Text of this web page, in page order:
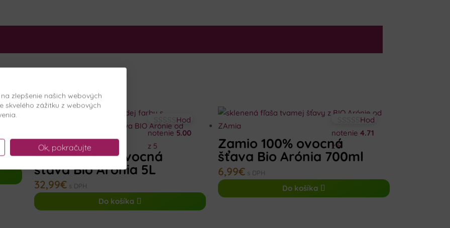
Zamio 100 % ovocná
šťava Bio Arónia 5L
Hod
notenie 5.00
z 5
32,99€s DPH
Do košíka
Zamio 100% ovocná
šťava Bio Arónia 700ml
Hod
notenie 4.71
z 5
6,99€s DPH
Do košíka
zlepšenie našich webových
zážitku z webových
Ok, pokračujte